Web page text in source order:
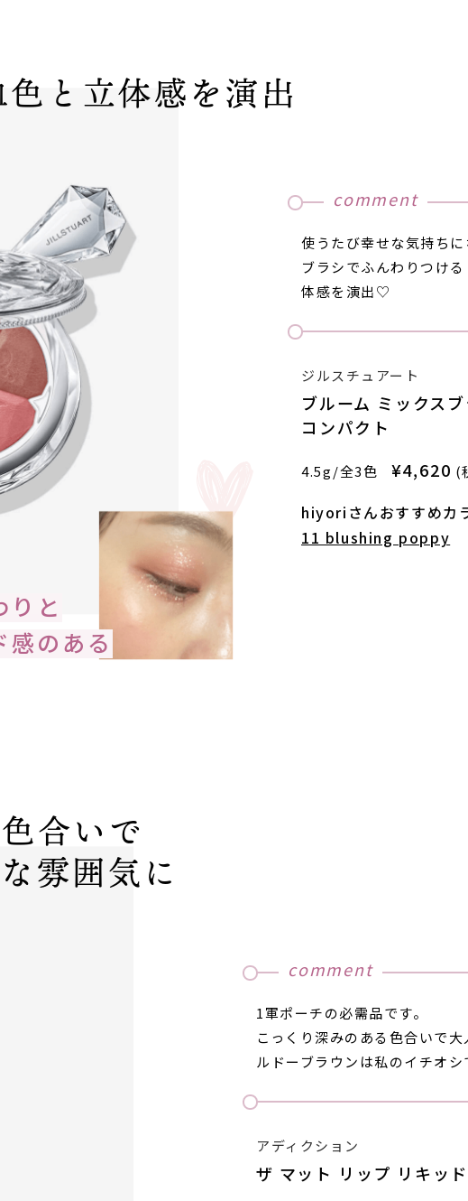
と立体感を演出
りと
感のある
comment
使うたび幸せな気持ち
ブラシでふんわりつけ
体感を演出♡
ジルスチュアート
ブルーム ミックス
コンパクト
4.5g/全3色 ¥4,620 (
hiyoriさんおすすめカ
11 blushing poppy
合いで
雰囲気に
comment
1軍ポーチの必需品です。
こっくり深みのある色合いで
ルドーブラウンは私のイチオシ
アディクション
ザ マット リップ リキッド